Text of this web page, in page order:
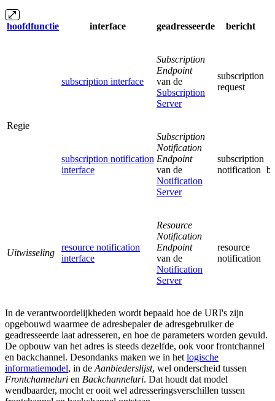
hoofdfunctie interface geadresseerde bericht
Regie
subscription interface
Subscription
Endpoint
van de
Subscription
Server
subscription
request
subscription notification
interface
Subscription
Notification
Endpoint
van de
Notification
Server
subscription
notification
Uitwisseling
resource notification
interface
Resource
Notification
Endpoint
van de
Notification
Server
resource
notification
In de verantwoordelijkheden wordt bepaald hoe de URI's zijn
opgebouwd waarmee de adresbepaler de adresgebruiker de
geadresseerde laat adresseren, en hoe de parameters worden gevuld.
De opbouw van het adres is steeds dezelfde, ook voor frontchannel
en backchannel. Desondanks maken we in hetlogische
informatiemodel, in deAanbiederslijst, wel onderscheid tussen
Frontchanneluri en Backchanneluri. Dat houdt dat model
wendbaarder, mocht er ooit wel adresseringsverschillen tussen